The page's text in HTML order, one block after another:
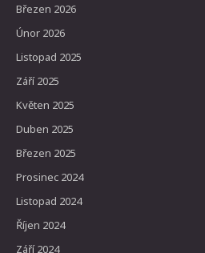
Březen 2026
Únor 2026
Listopad 2025
Září 2025
Květen 2025
Duben 2025
Březen 2025
Prosinec 2024
Listopad 2024
Říjen 2024
Září 2024